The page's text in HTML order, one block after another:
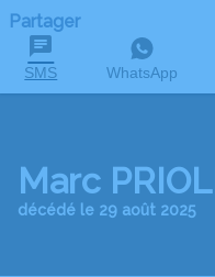
Partager
SMS WhatsApp
Marc
décédé le 29 août 2025